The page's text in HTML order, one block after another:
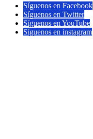
Síguenos en Facebook
Síguenos en Twitter
Síguenos en YouTube
Síguenos en instagram